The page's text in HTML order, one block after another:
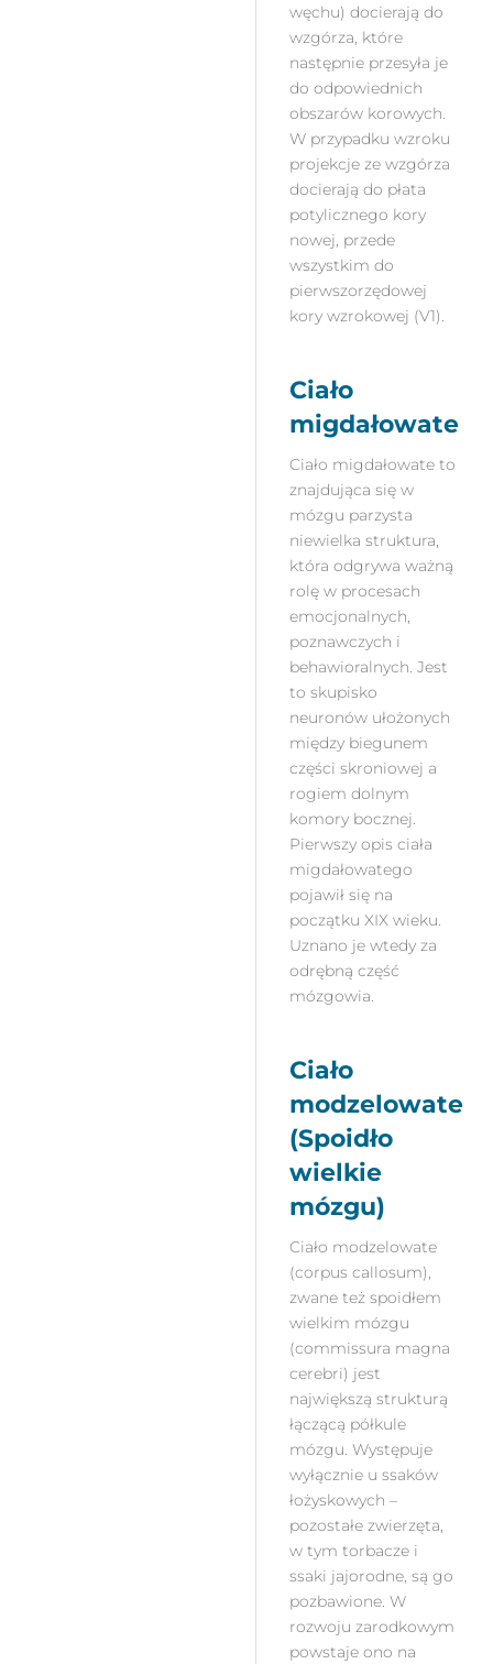
węchu) docierają do
wzgórza, które
następnie przesyła je
do odpowiednich
obszarów korowych.
W przypadku wzroku
projekcje ze wzgórza
docierają do płata
potylicznego kory
nowej, przede
wszystkim do
pierwszorzędowej
kory wzrokowej (V1).
Ciało
migdałowate
Ciało migdałowate to
znajdująca się w
mózgu parzysta
niewielka struktura,
która odgrywa ważną
rolę w procesach
emocjonalnych,
poznawczych i
behawioralnych. Jest
to skupisko
neuronów ułożonych
między biegunem
części skroniowej a
rogiem dolnym
komory bocznej.
Pierwszy opis ciała
migdałowatego
pojawił się na
początku XIX wieku.
Uznano je wtedy za
odrębną część
mózgowia.
Ciało
modzelowate
(Spoidło
wielkie
mózgu)
Ciało modzelowate
(corpus callosum),
zwane też spoidłem
wielkim mózgu
(commissura magna
cerebri) jest
największą strukturą
łączącą półkule
mózgu. Występuje
wyłącznie u ssaków
łożyskowych –
pozostałe zwierzęta,
w tym torbacze i
ssaki jajorodne, są go
pozbawione. W
rozwoju zarodkowym
powstaje ono na